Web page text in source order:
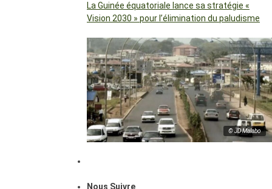
La Guinée équatoriale lance sa stratégie «
Vision 2030 » pour l’élimination du paludisme
© JD Malabo
Nous Suivre